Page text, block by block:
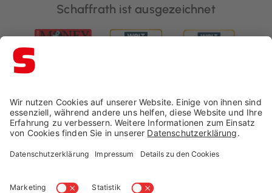
Schaffrath ist ausgezeichnet